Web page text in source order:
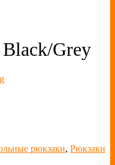
Grey
рюкзаки, Рюкзаки